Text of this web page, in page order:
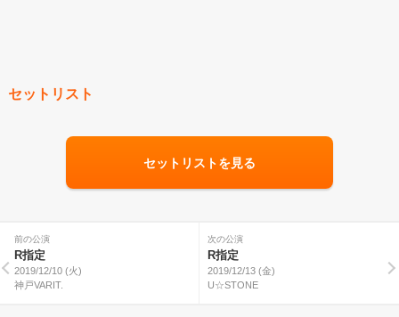
セットリスト
セットリストを見る
前の公演
R指定
2019/12/10 (火)
神戸VARIT.
次の公演
R指定
2019/12/13 (金)
U☆STONE